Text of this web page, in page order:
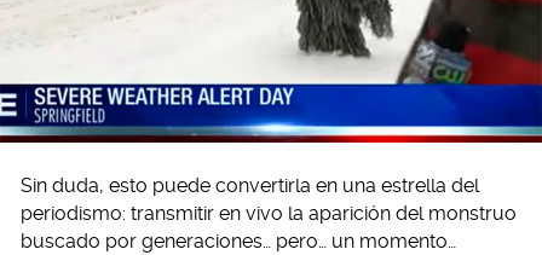
Sin duda, esto puede convertirla en una estrella del
periodismo: transmitir en vivo la aparición del monstruo
buscado por generaciones… pero… un momento…